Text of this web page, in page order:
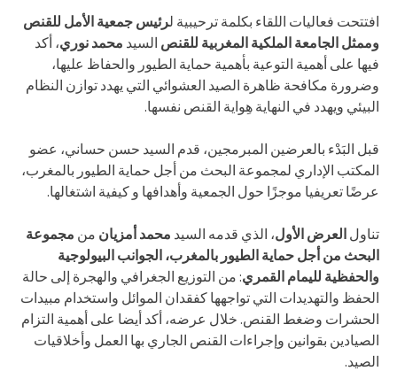
افتتحت فعاليات اللقاء بكلمة ترحيبية لرئيس جمعية الأمل للقنص
وممثل الجامعة الملكية المغربية للقنص السيد محمد نوري، أكد
فيها على أهمية التوعية بأهمية حماية الطيور والحفاظ عليها،
وضرورة مكافحة ظاهرة الصيد العشوائي التي يهدد توازن النظام
البيئي ويهدد في النهاية هِواية القنص نفسها.
قبل البَدْء بالعرضين المبرمجين، قدم السيد حسن حساني، عضو
المكتب الإداري لمجموعة البحث من أجل حماية الطيور بالمغرب،
عرضًا تعريفيا موجزًا حول الجمعية وأهدافها و كيفية اشتغالها.
تناول العرض الأول، الذي قدمه السيد محمد أمزيان من مجموعة
البحث من أجل حماية الطيور بالمغرب، الجوانب البيولوجية
والحفظية لليمام القمري: من التوزيع الجغرافي والهجرة إلى حالة
الحفظ والتهديدات التي تواجهها كفقدان الموائل واستخدام مبيدات
الحشرات وضغط القنص. خلال عرضه، أكد أيضا على أهمية التزام
الصيادين بقوانين وإجراءات القنص الجاري بها العمل وأخلاقيات
الصيد.